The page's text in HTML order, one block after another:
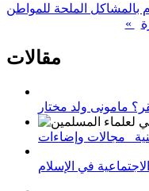
بالمشاكل الملحة للمواطن
مقالات
مامونى ولد مختار
مجالات وإضاءات